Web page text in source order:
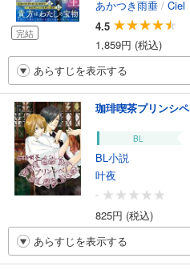
完結
あかつき雨垂 / Ciel
4.5
1,859円 (税込)
あらすじを表示する
珈琲喫茶プリンシペ
BL
BL小説
叶夜
-
825円 (税込)
あらすじを表示する